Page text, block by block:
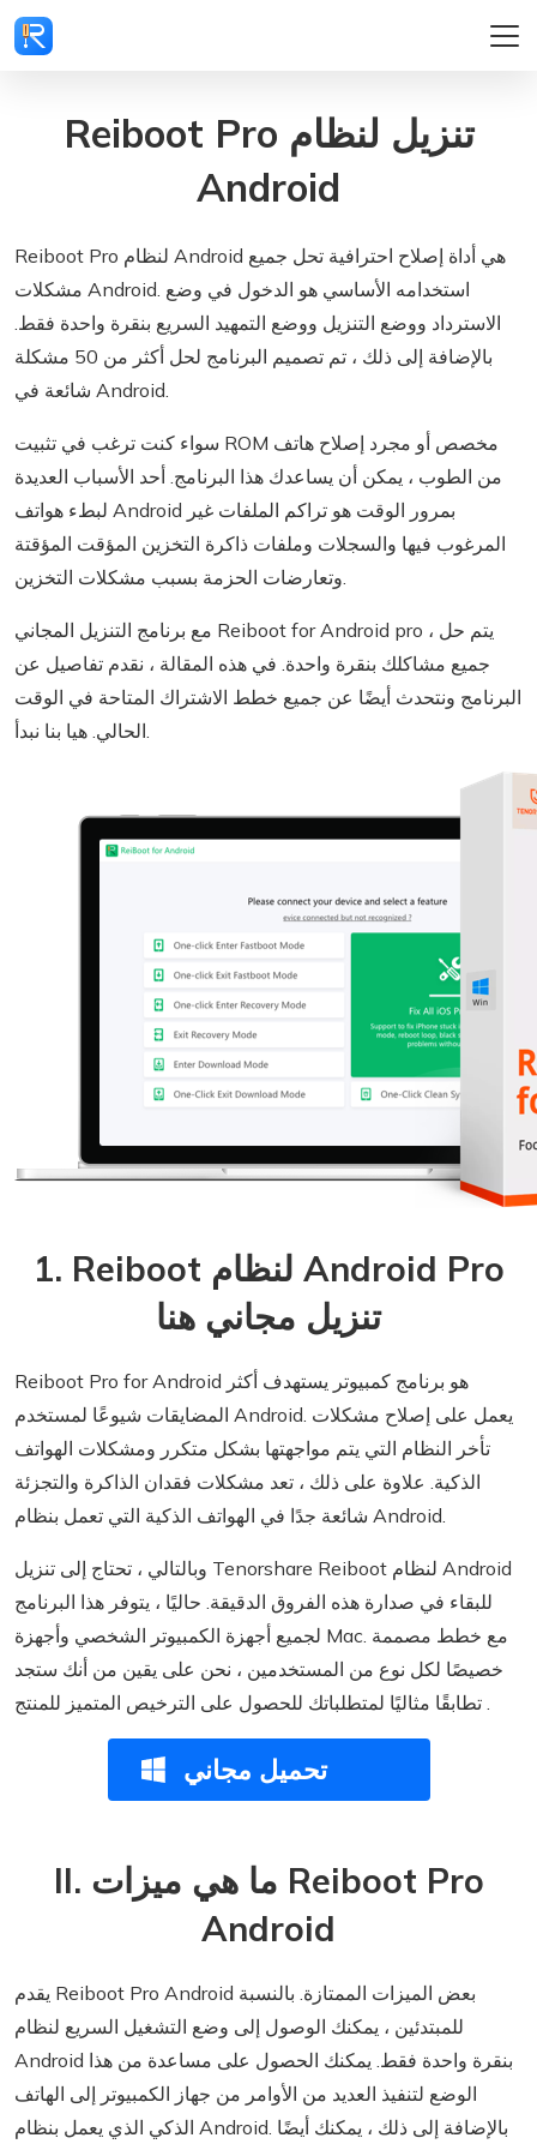
Reiboot Pro تنزيل لنظام
Android
Reiboot Pro لنظام Android هي أداة إصلاح احترافية تحل جميع
مشكلات Android. استخدامه الأساسي هو الدخول في وضع
الاسترداد ووضع التنزيل ووضع التمهيد السريع بنقرة واحدة فقط.
بالإضافة إلى ذلك ، تم تصميم البرنامج لحل أكثر من 50 مشكلة
شائعة في Android.
سواء كنت ترغب في تثبيت ROM مخصص أو مجرد إصلاح هاتف
من الطوب ، يمكن أن يساعدك هذا البرنامج. أحد الأسباب العديدة
لبطء هواتف Android بمرور الوقت هو تراكم الملفات غير
المرغوب فيها والسجلات وملفات ذاكرة التخزين المؤقت المؤقتة
وتعارضات الحزمة بسبب مشكلات التخزين.
مع برنامج التنزيل المجاني Reiboot for Android pro ، يتم حل
جميع مشاكلك بنقرة واحدة. في هذه المقالة ، نقدم تفاصيل عن
البرنامج ونتحدث أيضًا عن جميع خطط الاشتراك المتاحة في الوقت
الحالي. هيا بنا نبدأ.
1. Reiboot لنظام Android Pro
تنزيل مجاني هنا
Reiboot Pro for Android هو برنامج كمبيوتر يستهدف أكثر
المضايقات شيوعًا لمستخدم Android. يعمل على إصلاح مشكلات
تأخر النظام التي يتم مواجهتها بشكل متكرر ومشكلات الهواتف
الذكية. علاوة على ذلك ، تعد مشكلات فقدان الذاكرة والتجزئة
شائعة جدًا في الهواتف الذكية التي تعمل بنظام Android.
وبالتالي ، تحتاج إلى تنزيل Tenorshare Reiboot لنظام Android
للبقاء في صدارة هذه الفروق الدقيقة. حاليًا ، يتوفر هذا البرنامج
لجميع أجهزة الكمبيوتر الشخصي وأجهزة Mac. مع خطط مصممة
خصيصًا لكل نوع من المستخدمين ، نحن على يقين من أنك ستجد
تطابقًا مثاليًا لمتطلباتك للحصول على الترخيص المتميز للمنتج .
تحميل مجاني
II. ما هي ميزات Reiboot Pro
Android
يقدم Reiboot Pro Android بعض الميزات الممتازة. بالنسبة
للمبتدئين ، يمكنك الوصول إلى وضع التشغيل السريع لنظام
Android بنقرة واحدة فقط. يمكنك الحصول على مساعدة من هذا
الوضع لتنفيذ العديد من الأوامر من جهاز الكمبيوتر إلى الهاتف
الذكي الذي يعمل بنظام Android. بالإضافة إلى ذلك ، يمكنك أيضًا